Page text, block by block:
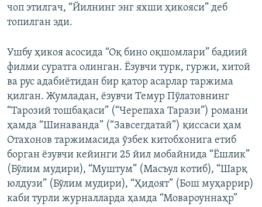
чоп этилгач, “Йилнинг энг яхши ҳикояси” деб
топилган эди.
Ушбу ҳикоя асосида “Оқ бино оқшомлари” бадиий
филми суратга олинган. Ёзувчи турк, гуржи, хитой
ва рус адабиётидан бир қатор асарлар таржима
қилган. Жумладан, ёзувчи Темур Пўлатовнинг
“Тарозий тошбақаси” (“Черепаха Тарази”) романи
ҳамда “Шинаванда” (“Завсегдатай”) қиссаси ҳам
Отахонов таржимасида ўзбек китобхонига етиб
борган ëзувчи кейинги 25 йил мобайнида “Ёшлик”
(Бўлим мудири), “Муштум” (Масъул котиб), “Шарқ
юлдузи” (Бўлим мудири), “Ҳидоят” (Бош муҳаррир)
каби турли журналларда ҳамда “Мовароуннаҳр”